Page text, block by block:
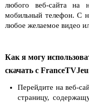
любого веб-сайта на
мобильный телефон. С
любое желаемое видео
Как я могу
скачать с
Перейдите на веб-
страницу,